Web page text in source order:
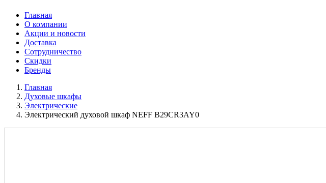
Главная
О компании
Акции и новости
Доставка
Сотрудничество
Скидки
Бренды
Главная
Духовые шкафы
Электрические
Электрический духовой шкаф NEFF B29CR3AY0